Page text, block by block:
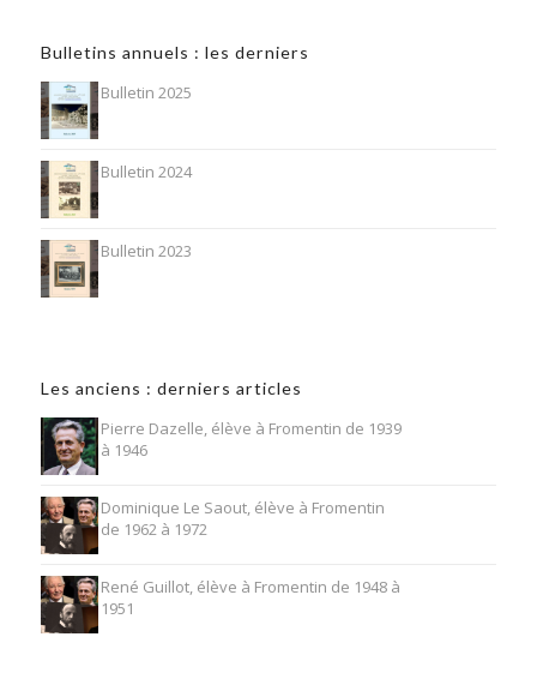
Bulletins annuels : les derniers
Bulletin 2025
Bulletin 2024
Bulletin 2023
Les anciens : derniers articles
Pierre Dazelle, élève à Fromentin de 1939
à 1946
Dominique Le Saout, élève à Fromentin
de 1962 à 1972
René Guillot, élève à Fromentin de 1948 à
1951